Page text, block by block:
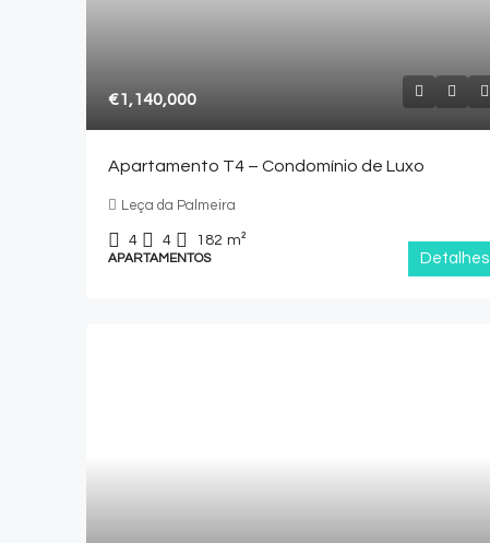
€1,140,000
Apartamento T4 – Condomínio de Luxo
Leça da Palmeira
4 4 182 m²
APARTAMENTOS Detalhes